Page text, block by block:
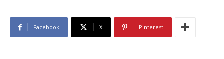
Facebook X Pinterest